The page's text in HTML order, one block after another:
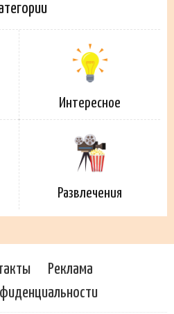
Интересное
Развлечения
Реклама